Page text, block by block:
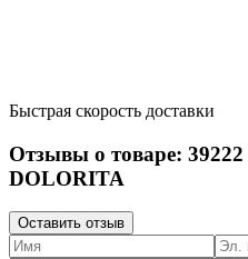
Быстрая скорость доставки
Отзывы о товаре: 39222
DOLORITA
Оставить отзыв